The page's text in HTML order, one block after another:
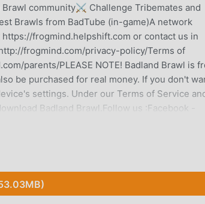
community⚔ Challenge Tribemates and
Brawls from BadTube (in-game)A network
frogmind.helpshift.com or contact us in
frogmind.com/privacy-policy/Terms of
parents/PLEASE NOTE! Badland Brawl is
be purchased for real money. If you don't
settings. Under our Terms of Service
Badland Brawl.Follow us :Facebook -
badlandbrawl Discord -
ha guadagnato molti fan in tutto il mondo